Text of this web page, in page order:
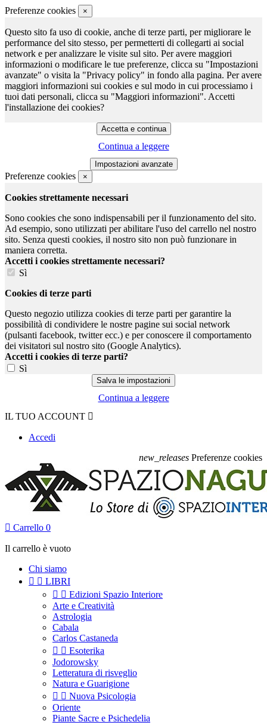
Preferenze cookies ×
Questo sito fa uso di cookie, anche di terze parti, per migliorare le
performance del sito stesso, per permetterti di collegarti ai social
network e per analizzare le visite sul sito. Per avere maggiori
informazioni o modificare le tue preferenze, clicca su "Impostazioni
avanzate" o visita la "Privacy policy" in fondo alla pagina. Per avere
maggiori informazioni sui cookies e sul modo in cui processiamo i
tuoi dati personali, clicca su "Maggiori informazioni". Accetti
l'installazione dei cookies?
Continua a leggere
Preferenze cookies ×
Cookies strettamente necessari
Sono cookies che sono indispensabili per il funzionamento del sito.
Ad esempio, sono utilizzati per abilitare l'uso del carrello nel nostro
sito. Senza questi cookies, il nostro sito non può funzionare in
maniera corretta.
Accetti i cookies strettamente necessari?
Sì
Cookies di terze parti
Questo negozio utilizza cookies di terze parti per garantire la
possibilità di condividere le nostre pagine sui social network
(pulsanti facebook, twitter ecc.) e per conoscere il comportamento
dei visitatori sul nostro sito (Google Analytics).
Accetti i cookies di terze parti?
Sì
Continua a leggere
IL TUO ACCOUNT 
Accedi
new_releases Preferenze cookies
 Carrello 0
Il carrello è vuoto
Chi siamo
  LIBRI
  Edizioni Spazio Interiore
Arte e Creatività
Astrologia
Cabala
Carlos Castaneda
  Esoterika
Jodorowsky
Letteratura di risveglio
Natura e Guarigione
  Nuova Psicologia
Oriente
Piante Sacre e Psichedelia